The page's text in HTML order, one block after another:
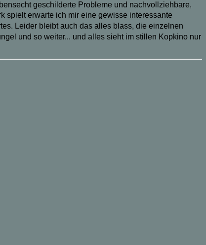
geschilderte Probleme und nachvollziehbare,
spielt erwarte ich mir eine gewisse interessante
Leider bleibt auch das alles blass, die einzelnen
und so weiter... und alles sieht im stillen Kopkino nur